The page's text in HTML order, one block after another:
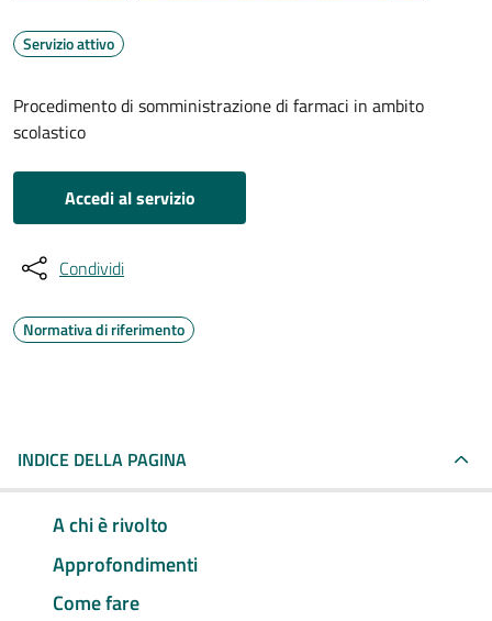
Servizio attivo
Procedimento di somministrazione di farmaci in ambito
scolastico
Accedi al servizio
Condividi
Normativa di riferimento
INDICE DELLA PAGINA
A chi è rivolto
Approfondimenti
Come fare